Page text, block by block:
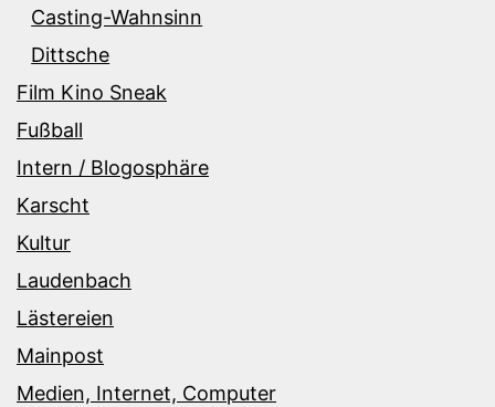
Casting-Wahnsinn
Dittsche
Film Kino Sneak
Fußball
Intern / Blogosphäre
Karscht
Kultur
Laudenbach
Lästereien
Mainpost
Medien, Internet, Computer